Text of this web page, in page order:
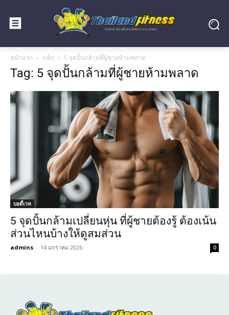
หน้าแรก แท็ก 5 จุดปั้นกล้ามที่ผู้ชายห้ามพลาด
Tag: 5 จุดปั้นกล้ามที่ผู้ชายห้ามพลาด
บอดี้เวท
5 จุดปั้นกล้ามเปลี่ยนหุ่น ที่ผู้ชายต้องรู้ ต้องเน้น
ส่วนไหนบ้างให้ดูสมส่วน
admins - 14 มกราคม 2026 0